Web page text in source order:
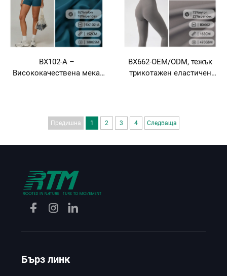
йога
панталони за колоездене
и жилетки
BX102-A –
Висококачествена мека,
еластичност, 40D, 82 %
нейлон, 18 % спандекс,
тениски
BX662-OEM/ODM, тежък
трикотажен еластичен
спандекс, за спортни
дрехи, йога-дрехи и
Предишна 1 2 3 4 Следваща
Бърз линк